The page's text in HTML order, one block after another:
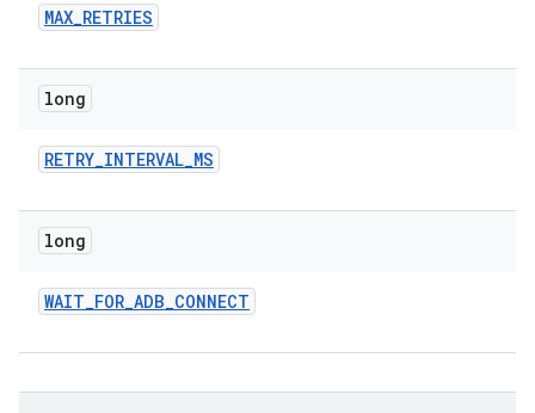
MAX_RETRIES
long
RETRY_INTERVAL_MS
long
WAIT_FOR_ADB_CONNECT